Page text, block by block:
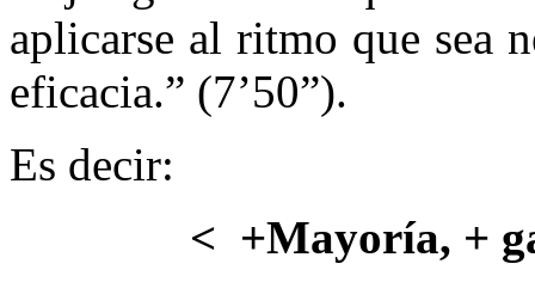
aplicarse al ritmo que sea
eficacia.” (7’50”).
Es decir:
< +Mayoría, +